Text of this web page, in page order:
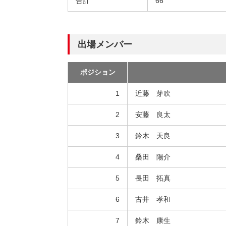
出場メンバー
ポジション
1 近藤 芽吹
2 安藤 良太
3 鈴木 天良
4 桑田 陽介
5 長田 拓真
6 古井 孝和
7 鈴木 康生